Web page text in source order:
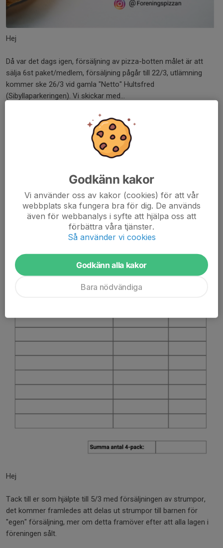
Hej
Då var det dags igen, försäljning av pizza-botten målet är att
sälja 6st paket/medlem, försäljning pågår till 22/3, utlämning
kommer ske 26/3 vid gamla "Netto" Hultsfred
(Sibyllaparkeringen). Vi skickar med...
Försäljningar våren 2025
1 kommentar
Hej
Tack till er som hjälpte till 5/3 med försäljningen av strumpor,
det kommer framledes att delas ut strumpor till barnen för
"egen" försäljning, mer om detta framöver efter att alla lagen i
föreningen sålt.
Godkänn kakor
Vi använder oss av kakor (cookies) för att vår
webbplats ska fungera bra för dig. De används
även för webbanalys i syfte att hjälpa oss att
förbättra våra tjänster.
Så använder vi cookies
Godkänn alla kakor
Bara nödvändiga